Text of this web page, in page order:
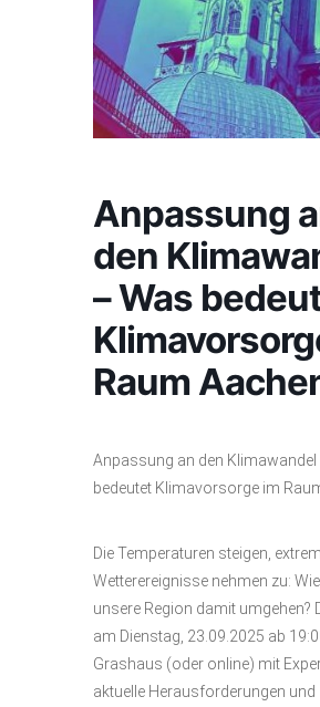
Anpassung
den
– Was
Raum
Anpassung an den Klimawandel
bedeutet Klimavorsorge im
Die Temperaturen steigen,
Wetterereignisse nehmen zu:
unsere Region damit umgehen?
am Dienstag, 23.09.2025 ab
Grashaus (oder online) mit
aktuelle Herausforderungen und